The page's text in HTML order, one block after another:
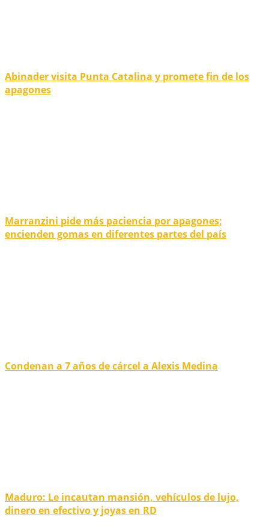
Abinader visita Punta Catalina y promete fin de los
apagones
Marranzini pide más paciencia por apagones;
encienden gomas en diferentes partes del país
Condenan a 7 años de cárcel a Alexis Medina
Maduro: Le incautan mansión, vehículos de lujo,
dinero en efectivo y joyas en RD